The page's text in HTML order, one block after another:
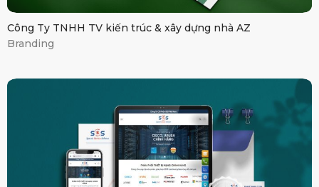
Công Ty TNHH TV kiến trúc & xây dựng nhà AZ
Branding
Công ty cổ phần
SSS